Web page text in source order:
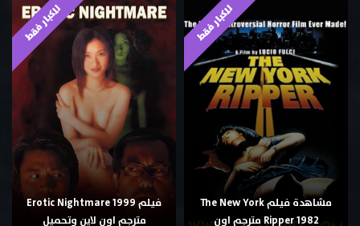
للكبار فقط
مشاهدة فيلم The New York
Ripper 1982 مترجم اون
للكبار فقط
فيلم Erotic Nightmare 1999
مترجم اون لاين وتحميل